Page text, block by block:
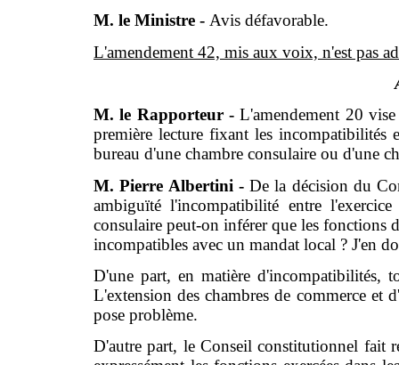
M. le Ministre - Avis défavorable.
L'amendement 42, mis aux voix, n'est pas
M. le Rapporteur -L'amendement 20
première lecture fixant les incompatibilités
bureau d'une chambre consulaire ou d'une
M. Pierre Albertini -De la décision du
ambiguïté l'incompatibilité entre
consulaire peut-on inférer que les fonctions
incompatibles avec un mandat local ? J'en
D'une part, en matière d'incompatibilités,
L'extension des chambres de commerce et
pose problème.
D'autre part, le Conseil constitutionnel fait